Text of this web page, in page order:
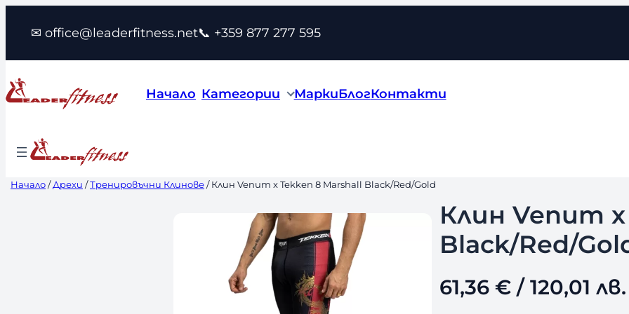
съдържанието
✉ office@leaderfitness.net📞 +359 877 277 595
Начало Категории МаркиБлогКонтакти
Начало/Дрехи /Тренировъчни Клинове/ Клин Venum x Tekken 8 Marshall Black/Red/Gold
Клин Venum
Black/Red/
61,36 €/ 120,01 лв.